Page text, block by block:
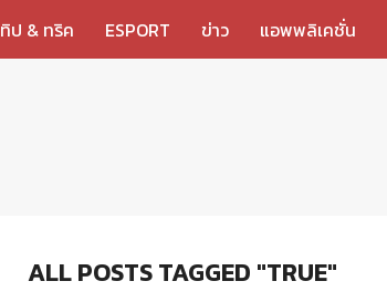
ทิป & ทริค ESPORT ข่าว แอพพลิเคชั่น
ALL POSTS TAGGED "TRUE"